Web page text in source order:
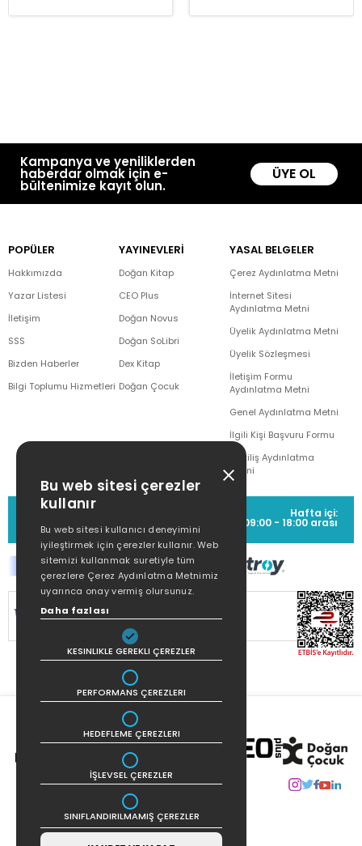
Kampanya ve yeniliklerden
haberdar olmak için e-
bültenimize kayıt olun.
ÜYE OL
POPÜLER
Hakkımızda
Yazar Listesi
İletişim
SSS
Bizden Haberler
Bilgi Toplumu Hizmetleri
YAYINEVLERİ
Doğan Kitap
CEO Plus
Doğan Novus
Doğan SoLibri
Dex Kitap
Doğan Çocuk
YASAL BELGELER
Çerez Aydınlatma Metni
İnternet Sitesi
Aydınlatma Metni
Üyelik Aydınlatma Metni
Üyelik Sözleşmesi
İletişim Formu
Aydınlatma Metni
Genel Aydınlatma Metni
İlgili Kişi Başvuru Formu
Çekiliş Aydınlatma
Metni
MÜŞTERİ HİZMETLERİ
(0212) 373 77 00
Hafta içi:
09:00 - 18:00 arası
SİTEMİZ
KORUNMAKTADIR.
Bu web sitesi çerezler
kullanır
Bu web sitesi kullanıcı deneyimini
iyileştirmek için çerezler kullanır. Web
sitemizi kullanmak suretiyle tüm
çerezlere Çerez Aydınlatma Metnimiz
uyarınca onay vermiş olursunuz.
Daha fazlası
KESINLIKLE GEREKLI ÇEREZLER
PERFORMANS ÇEREZLERI
HEDEFLEME ÇEREZLERI
İŞLEVSEL ÇEREZLER
SINIFLANDIRILMAMIŞ ÇEREZLER